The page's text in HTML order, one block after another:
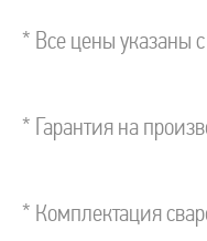
* Все цены указаны
* Гарантия на
* Комплектация